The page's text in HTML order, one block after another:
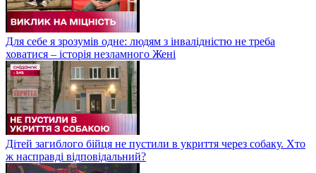
Для себе я зрозумів одне: людям з інвалідністю не треба
ховатися – історія незламного Жені
Дітей загиблого бійця не пустили в укриття через собаку. Хто
ж насправді відповідальний?